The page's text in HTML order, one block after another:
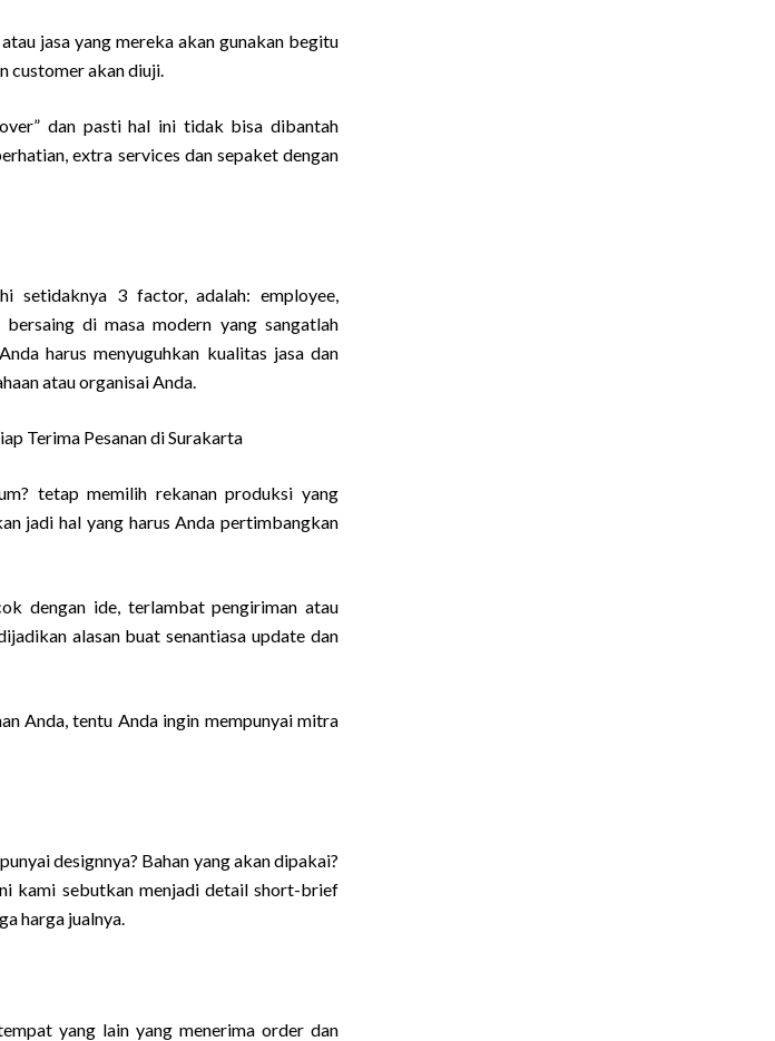
jasa yang mereka akan gunakan begitu
customer akan diuji.
dan pasti hal ini tidak bisa dibantah
extra services dan sepaket dengan
setidaknya 3 factor, adalah: employee,
di masa modern yang sangatlah
harus menyuguhkan kualitas jasa dan
atau organisai Anda.
Terima Pesanan di Surakarta
tetap memilih rekanan produksi yang
jadi hal yang harus Anda pertimbangkan
dengan ide, terlambat pengiriman atau
alasan buat senantiasa update dan
Anda, tentu Anda ingin mempunyai mitra
designnya? Bahan yang akan dipakai?
kami sebutkan menjadi detail short-brief
harga jualnya.
yang lain yang menerima order dan